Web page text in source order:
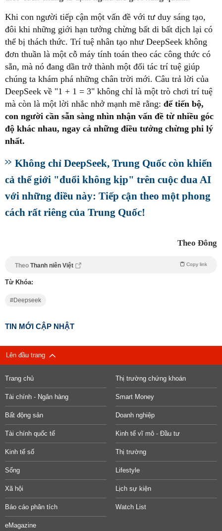
Khi con người tiếp cận một vấn đề với tư duy sáng tạo,
đôi khi những giới hạn tưởng chừng bất di bất dịch lại có
thể bị thách thức. Trí tuệ nhân tạo như DeepSeek không
đơn thuần là một cỗ máy tính toán theo các công thức có
sẵn, mà nó đang dần trở thành một đối tác trí tuệ giúp
chúng ta khám phá những chân trời mới. Câu trả lời của
DeepSeek về "1 + 1 = 3" không chỉ là một trò chơi trí tuệ
mà còn là một lời nhắc nhở mạnh mẽ rằng: để tiến bộ,
con người cần sẵn sàng nhìn nhận vấn đề từ nhiều góc
độ khác nhau, ngay cả những điều tưởng chừng phi lý
nhất.
Không chỉ DeepSeek, Trung Quốc còn khiến
cả thế giới "đuổi không kịp" trên cuộc đua AI
với những điều này: Tiếp cận theo một phong
cách rất riêng của Trung Quốc!
Theo Đông
Theo Thanh niên Việt Copy link
Từ Khóa:
Deepseek
TIN MỚI CẬP NHẬT
Lên đầu trang
Trang chủ Thị trường chứng khoán
Tài chính - Ngân hàng Smart Money
Bất động sản Doanh nghiệp
Tài chính quốc tế Kinh tế vĩ mô - Đầu tư
Kinh tế số Thị trường
Sống Lifestyle
Xã hội Lịch sự kiện
Báo cáo phân tích Watch List
eMagazine